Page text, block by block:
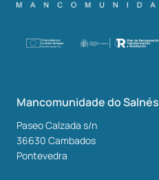
Mancomunidade do Salnés
Paseo Calzada s/n
36630 Cambados
Pontevedra